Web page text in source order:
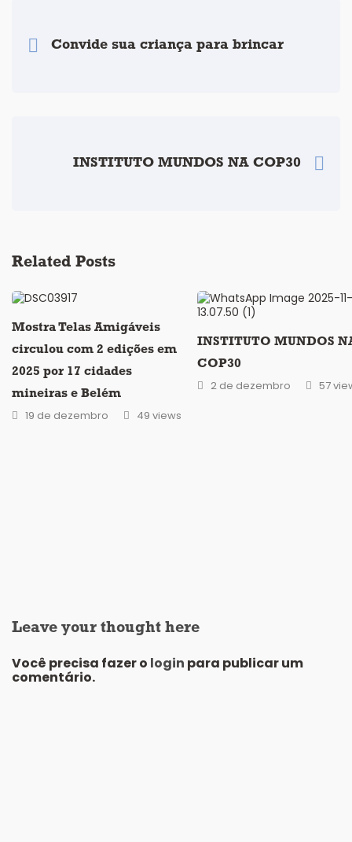
Convide sua criança para brincar
INSTITUTO MUNDOS NA COP30
Related Posts
Mostra Telas Amigáveis
circulou com 2 edições em
2025 por 17 cidades
mineiras e Belém
19 de dezembro 49 views
INSTITUTO MUNDOS
COP30
2 de dezembro 57
Leave your thought here
Você precisa fazer o login para publicar um
comentário.